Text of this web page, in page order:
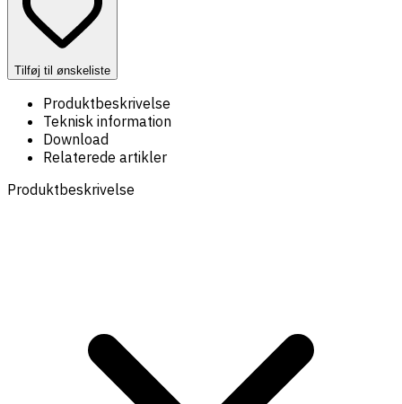
Tilføj til ønskeliste
Produktbeskrivelse
Teknisk information
Download
Relaterede artikler
Produktbeskrivelse